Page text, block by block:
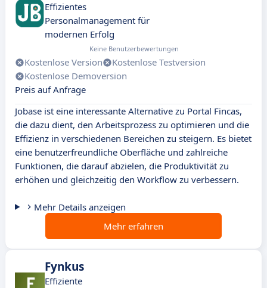
Effizientes
Personalmanagement für
modernen Erfolg
Keine Benutzerbewertungen
Kostenlose Version
Kostenlose Testversion
Kostenlose Demoversion
Preis auf Anfrage
Jobase ist eine interessante Alternative zu Portal Fincas,
die dazu dient, den Arbeitsprozess zu optimieren und die
Effizienz in verschiedenen Bereichen zu steigern. Es bietet
eine benutzerfreundliche Oberfläche und zahlreiche
Funktionen, die darauf abzielen, die Produktivität zu
erhöhen und gleichzeitig den Workflow zu verbessern.
Mehr Details anzeigen
Mehr erfahren
Fynkus
Effiziente